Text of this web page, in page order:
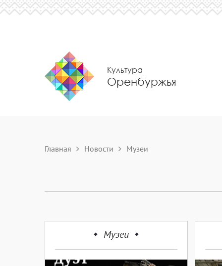
Культура
Оренбуржья
Главная Новости Музеи
Музеи